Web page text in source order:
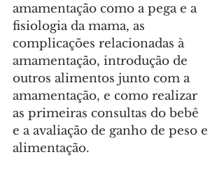
amamentação como a pega e a
fisiologia da mama, as
complicações relacionadas à
amamentação, introdução de
outros alimentos junto com a
amamentação, e como realizar
as primeiras consultas do bebê
e a avaliação de ganho de peso e
alimentação.